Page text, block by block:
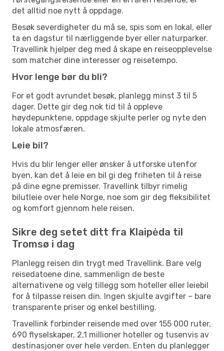
det alltid noe nytt å oppdage.
Besøk severdigheter du må se, spis som en lokal, eller
ta en dagstur til nærliggende byer eller naturparker.
Travellink hjelper deg med å skape en reiseopplevelse
som matcher dine interesser og reisetempo.
Hvor lenge bør du bli?
For et godt avrundet besøk, planlegg minst 3 til 5
dager. Dette gir deg nok tid til å oppleve
høydepunktene, oppdage skjulte perler og nyte den
lokale atmosfæren.
Leie bil?
Hvis du blir lenger eller ønsker å utforske utenfor
byen, kan det å leie en bil gi deg friheten til å reise
på dine egne premisser. Travellink tilbyr rimelig
bilutleie over hele Norge, noe som gir deg fleksibilitet
og komfort gjennom hele reisen.
Sikre deg setet ditt fra Klaipėda til
Tromsø i dag
Planlegg reisen din trygt med Travellink. Bare velg
reisedatoene dine, sammenlign de beste
alternativene og velg tillegg som hoteller eller leiebil
for å tilpasse reisen din. Ingen skjulte avgifter – bare
transparente priser og enkel bestilling.
Travellink forbinder reisende med over 155 000 ruter,
690 flyselskaper, 2,1 millioner hoteller og tusenvis av
destinasjoner over hele verden. Enten du planlegger